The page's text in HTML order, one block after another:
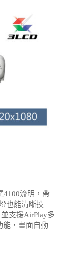
4100流明，帶
也能清晰投
支援AirPlay多
能，畫面自動